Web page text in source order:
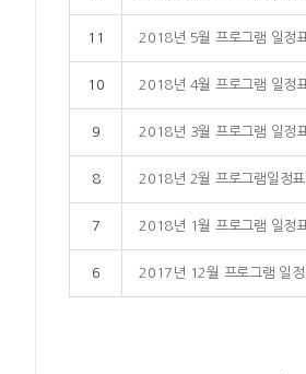
11 2018년 5월 프로그램 일정
10 2018년 4월 프로그램 일정
9 2018년 3월 프로그램 일정
8 2018년 2월 프로그램일정
7 2018년 1월 프로그램 일정
6 2017년 12월 프로그램 일